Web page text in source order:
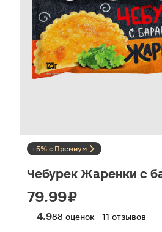
+5% с Премиум
Чебурек Жаренки с
79.99 ₽
4.988 оценок · 11 отзывов